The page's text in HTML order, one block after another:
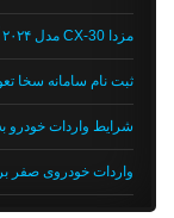
مزدا CX-30 مدل ۲۰۲۴ آفتاب خودرو؛ بررسی و مشخصات فنی
ثبت نام سامانه سخا
شرایط واردات خودرو به
واردات خودروی صفر